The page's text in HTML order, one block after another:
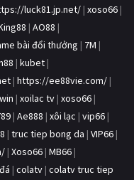
luck81.jp.net/ | xoso66 |
| AO88 |
bài đổi thưởng | 7M |
| kubet |
| https://ee88vie.com/ |
| xoilac tv | xoso66 |
| Ae888 | xôi lạc | vip66 |
| truc tiep bong da | VIP66 |
| Xoso66 | MB66 |
| colatv | colatv truc tiep